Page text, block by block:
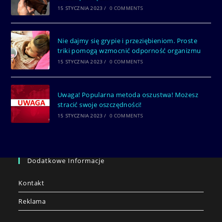
15 STYCZNIA 2023 / 0 COMMENTS
Nie dajmy się grypie i przeziębieniom. Proste
triki pomogą wzmocnić odporność organizmu
15 STYCZNIA 2023 / 0 COMMENTS
Uwaga! Popularna metoda oszustwa! Możesz
stracić swoje oszczędności!
15 STYCZNIA 2023 / 0 COMMENTS
Dodatkowe Informacje
Kontakt
Reklama